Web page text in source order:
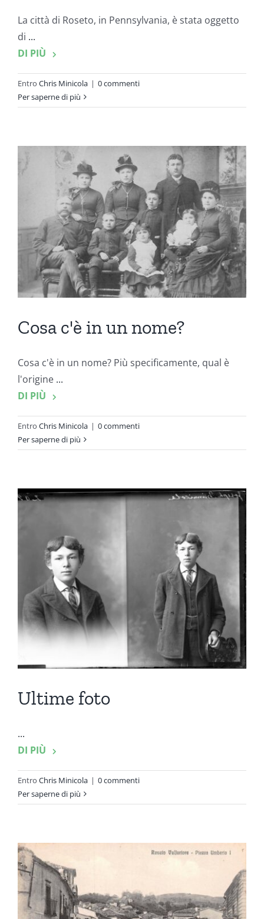
La città di Roseto, in Pennsylvania, è stata oggetto
di ...
DI PIÙ
Entro Chris Minicola | 0 commenti
Per saperne di più
Cosa c'è in un nome?
Cosa c'è in un nome? Più specificamente, qual è
l'origine ...
DI PIÙ
Entro Chris Minicola | 0 commenti
Per saperne di più
Ultime foto
...
DI PIÙ
Entro Chris Minicola | 0 commenti
Per saperne di più